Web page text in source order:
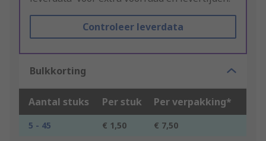
Controleer leverdata
Bulkkorting
Aantal stuks Per stuk Per verpakking*
5 - 45 € 1,50
€ 7,50